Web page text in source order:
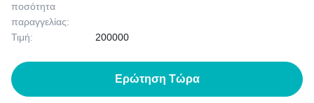
ποσότητα
παραγγελίας:
Τιμή: 200000
Ερώτηση Τώρα